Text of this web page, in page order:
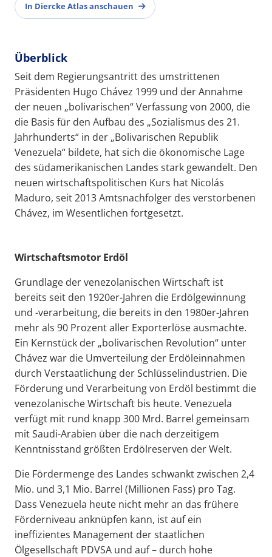
In Diercke Atlas anschauen
Überblick
Seit dem Regierungsantritt des umstrittenen
Präsidenten Hugo Chávez 1999 und der Annahme
der neuen „bolivarischen“ Verfassung von 2000, die
die Basis für den Aufbau des „Sozialismus des 21.
Jahrhunderts“ in der „Bolivarischen Republik
Venezuela“ bildete, hat sich die ökonomische Lage
des südamerikanischen Landes stark gewandelt. Den
neuen wirtschaftspolitischen Kurs hat Nicolás
Maduro, seit 2013 Amtsnachfolger des verstorbenen
Chávez, im Wesentlichen fortgesetzt.
Wirtschaftsmotor Erdöl
Grundlage der venezolanischen Wirtschaft ist
bereits seit den 1920er-Jahren die Erdölgewinnung
und -verarbeitung, die bereits in den 1980er-Jahren
mehr als 90 Prozent aller Exporterlöse ausmachte.
Ein Kernstück der „bolivarischen Revolution“ unter
Chávez war die Umverteilung der Erdöleinnahmen
durch Verstaatlichung der Schlüsselindustrien. Die
Förderung und Verarbeitung von Erdöl bestimmt die
venezolanische Wirtschaft bis heute. Venezuela
verfügt mit rund knapp 300 Mrd. Barrel gemeinsam
mit Saudi-Arabien über die nach derzeitigem
Kenntnisstand größten Erdölreserven der Welt.
Die Fördermenge des Landes schwankt zwischen 2,4
Mio. und 3,1 Mio. Barrel (Millionen Fass) pro Tag.
Dass Venezuela heute nicht mehr an das frühere
Förderniveau anknüpfen kann, ist auf ein
ineffizientes Management der staatlichen
Ölgesellschaft PDVSA und auf – durch hohe